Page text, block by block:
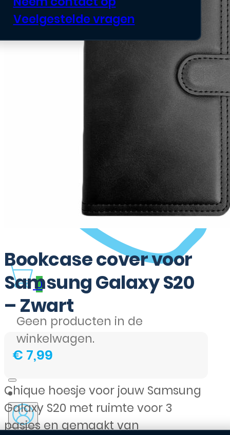
Veelgestelde vragen
0
Geen producten in de
winkelwagen.
Bookcase cover voor
Samsung Galaxy S20
– Zwart
€ 7,99
Chique hoesje voor jouw Samsung
Galaxy S20 met ruimte voor 3
pasjes en gemaakt van